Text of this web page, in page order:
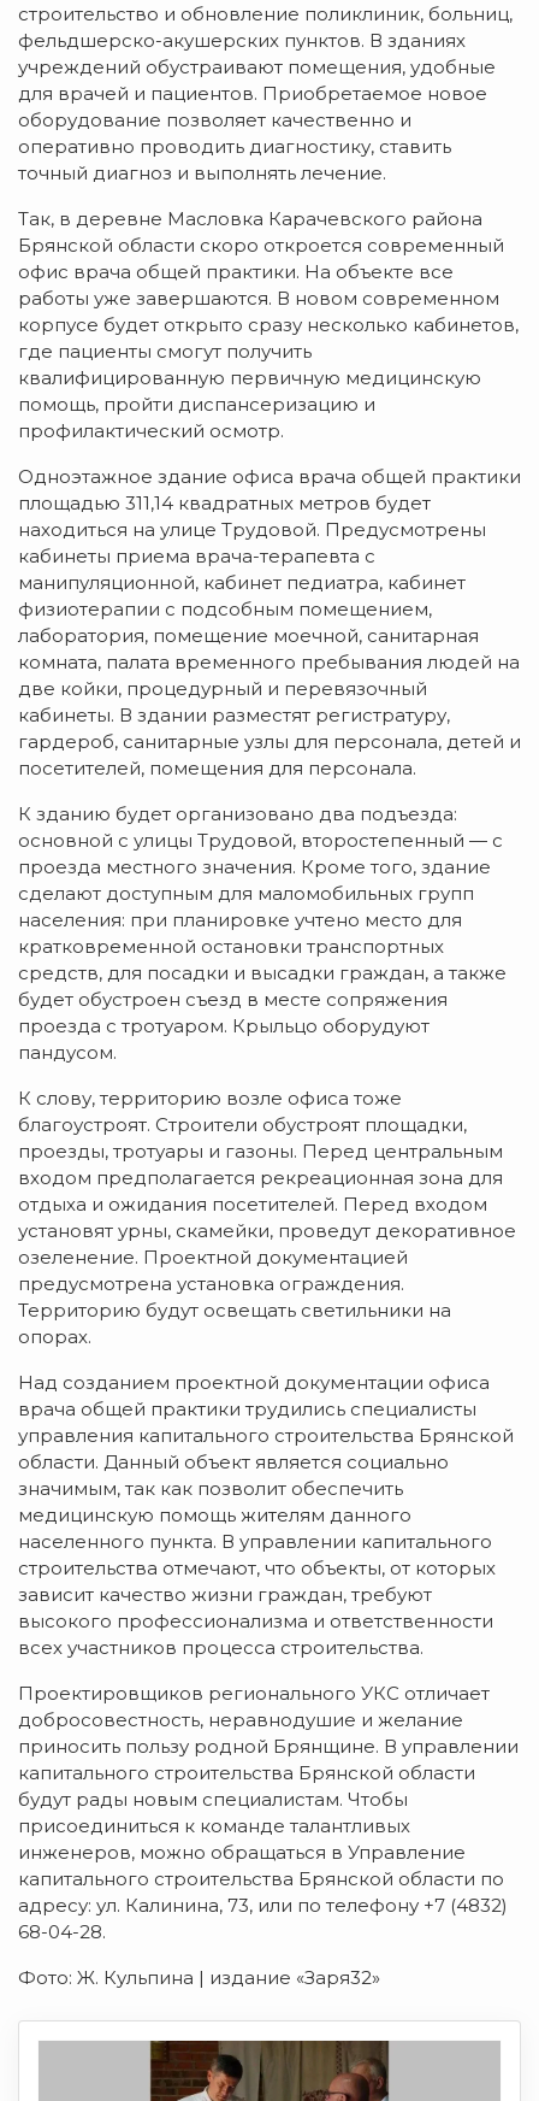
строительство и обновление поликлиник, больниц,
фельдшерско-акушерских пунктов. В зданиях
учреждений обустраивают помещения, удобные
для врачей и пациентов. Приобретаемое новое
оборудование позволяет качественно и
оперативно проводить диагностику, ставить
точный диагноз и выполнять лечение.
Так, в деревне Масловка Карачевского района
Брянской области скоро откроется современный
офис врача общей практики. На объекте все
работы уже завершаются. В новом современном
корпусе будет открыто сразу несколько кабинетов,
где пациенты смогут получить
квалифицированную первичную медицинскую
помощь, пройти диспансеризацию и
профилактический осмотр.
Одноэтажное здание офиса врача общей практики
площадью 311,14 квадратных метров будет
находиться на улице Трудовой. Предусмотрены
кабинеты приема врача-терапевта с
манипуляционной, кабинет педиатра, кабинет
физиотерапии с подсобным помещением,
лаборатория, помещение моечной, санитарная
комната, палата временного пребывания людей на
две койки, процедурный и перевязочный
кабинеты. В здании разместят регистратуру,
гардероб, санитарные узлы для персонала, детей и
посетителей, помещения для персонала.
К зданию будет организовано два подъезда:
основной с улицы Трудовой, второстепенный — с
проезда местного значения. Кроме того, здание
сделают доступным для маломобильных групп
населения: при планировке учтено место для
кратковременной остановки транспортных
средств, для посадки и высадки граждан, а также
будет обустроен съезд в месте сопряжения
проезда с тротуаром. Крыльцо оборудуют
пандусом.
К слову, территорию возле офиса тоже
благоустроят. Строители обустроят площадки,
проезды, тротуары и газоны. Перед центральным
входом предполагается рекреационная зона для
отдыха и ожидания посетителей. Перед входом
установят урны, скамейки, проведут декоративное
озеленение. Проектной документацией
предусмотрена установка ограждения.
Территорию будут освещать светильники на
опорах.
Над созданием проектной документации офиса
врача общей практики трудились специалисты
управления капитального строительства Брянской
области. Данный объект является социально
значимым, так как позволит обеспечить
медицинскую помощь жителям данного
населенного пункта. В управлении капитального
строительства отмечают, что объекты, от которых
зависит качество жизни граждан, требуют
высокого профессионализма и ответственности
всех участников процесса строительства.
Проектировщиков регионального УКС отличает
добросовестность, неравнодушие и желание
приносить пользу родной Брянщине. В управлении
капитального строительства Брянской области
будут рады новым специалистам. Чтобы
присоединиться к команде талантливых
инженеров, можно обращаться в Управление
капитального строительства Брянской области по
адресу: ул. Калинина, 73, или по телефону +7 (4832)
68-04-28.
Фото: Ж. Кульпина | издание «Заря32»